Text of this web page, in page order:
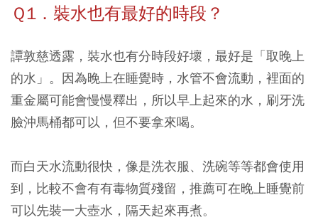
Ｑ1．裝水也有最好的時段？
譚敦慈透露，裝水也有分時段好壞，最好是「取晚上
的水」。因為晚上在睡覺時，水管不會流動，裡面的
重金屬可能會慢慢釋出，所以早上起來的水，刷牙洗
臉沖馬桶都可以，但不要拿來喝。
而白天水流動很快，像是洗衣服、洗碗等等都會使用
到，比較不會有有毒物質殘留，推薦可在晚上睡覺前
可以先裝一大壺水，隔天起來再煮。